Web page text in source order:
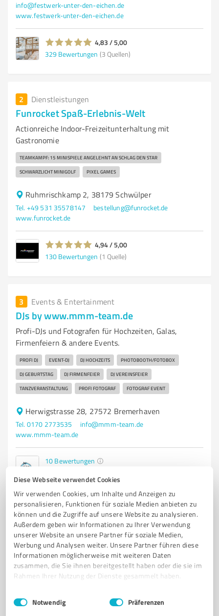
Diese Webseite verwendet Cookies
Wir verwenden Cookies, um Inhalte und Anzeigen zu
personalisieren, Funktionen für soziale Medien anbieten zu
können und die Zugriffe auf unsere Website zu analysieren.
Außerdem geben wir Informationen zu Ihrer Verwendung
unserer Website an unsere Partner für soziale Medien,
Werbung und Analysen weiter. Unsere Partner führen diese
Informationen möglicherweise mit weiteren Daten
zusammen, die Sie ihnen bereitgestellt haben oder die sie im
Rahmen Ihrer Nutzung der Dienste gesammelt haben.
Impressum Datenschutzbestimmungen
Einwilligungsauswahl
Notwendig Präferenzen
info@festwerk-unter-den-eichen.de
www.festwerk-unter-den-eichen.de
4,83 / 5,00
329 Bewertungen (3 Quellen)
2 Dienstleistungen
Funrocket Spaß-Erlebnis-Welt
Actionreiche Indoor-Freizeitunterhaltung mit
Gastronomie
TEAMKAMPF: 15 MINISPIELE ANGELEHNT AN SCHLAG DEN STAR
SCHWARZLICHT MINIGOLF PIXEL GAMES
Ruhmrischkamp 2, 38179 Schwülper
Tel. +49 531 35578147
bestellung@funrocket.de
www.funrocket.de
4,94 / 5,00
130 Bewertungen (1 Quelle)
3 Events & Entertainment
DJs by www.mmm-team.de
Profi-DJs und Fotografen für Hochzeiten, Galas,
Firmenfeiern & andere Events.
PROFI DJ EVENT-DJ DJ HOCHZEITS PHOTOBOOTH/FOTOBOX
DJ GEBURTSTAG DJ FIRMENFEIER DJ VEREINSFEIER
TANZVERANSTALTUNG PROFI FOTOGRAF FOTOGRAF EVENT
Herwigstrasse 28, 27572 Bremerhaven
Tel. 0170 2773535
info@mmm-team.de
www.mmm-team.de
10 Bewertungen
4 Events & Entertainment
Alexander
Hussenvermietung
STEHTISCHHUSSEN STUHLHUSSEN BIERZELTGARNITURHUSSEN
Tel. 01737051141
info@stuhlhussen-pohl.de